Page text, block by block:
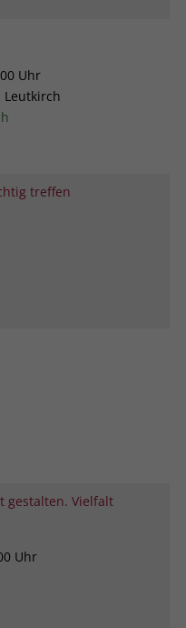
Uhr
Leutkirch
treffen
gestalten. Vielfalt
Uhr